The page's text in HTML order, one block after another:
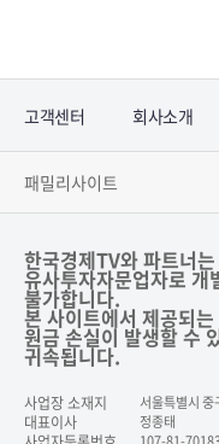
고객센터 회사소개
패밀리사이트
한국경제TV와 파트너
유사투자자문업자로 개
불가합니다.
본 사이트에서 제공되
원금 손실이 발생할 수
귀속됩니다.
사업장 소재지 서울특별시
대표이사 정종태